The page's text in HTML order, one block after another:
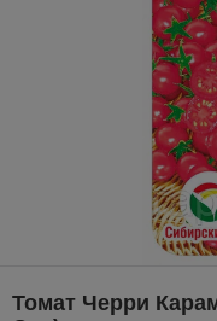
Томат Черри